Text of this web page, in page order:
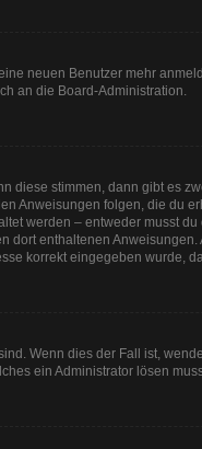
neuen Benutzer mehr
an die Board-Administration.
diese stimmen, dann gibt es
Anweisungen folgen, die du
werden – entweder musst
enthaltenen
korrekt eingegeben wurde,
Wenn dies der Fall ist,
ein Administrator lösen